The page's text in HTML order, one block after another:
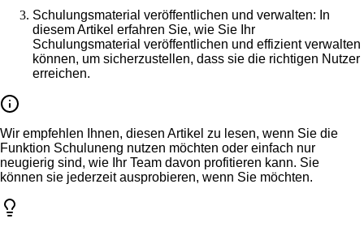
Schulungsmaterial veröffentlichen und verwalten: In
diesem Artikel erfahren Sie, wie Sie Ihr
Schulungsmaterial veröffentlichen und effizient verwalten
können, um sicherzustellen, dass sie die richtigen Nutzer
erreichen.
Wir empfehlen Ihnen, diesen Artikel zu lesen, wenn Sie die
Funktion Schuluneng nutzen möchten oder einfach nur
neugierig sind, wie Ihr Team davon profitieren kann. Sie
können sie jederzeit ausprobieren, wenn Sie möchten.